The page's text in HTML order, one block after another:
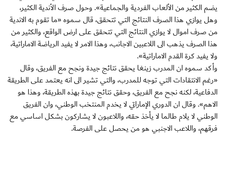
يضم الكثير من الألعاب الفردية والجماعية». وحول صرف الأندية الكثير،
وهل يوازي هذا الصرف النتائج التي تتحقق، قال سموه «ما تقوم به الاندية
من صرف اموال لا يوازي النتائج التي تتحقق على ارض الواقع، والكثير من
هذا الصرف يذهب الى اللاعبين الاجانب، وهذا الامر لا يفيد الرياضة الاماراتية،
ولا يفيد كرة القدم الاماراتية».
وأكد سموه ان المدرب زينغا يحقق نتائج جيدة ونجح مع الفريق، وقال
«رغم الانتقادات التي توجه للمدرب، والتي تشير الى انه يعتمد على الطريقة
الدفاعية، لكنه نجح مع الفريق، وحقق نتائج جيدة بهذه الطريقة، وهذا هو
الاهم». وقال ان الدوري الإماراتي لا يخدم المنتخب الوطني، وان الفريق
الوطني لا يلام طالما لا يأخذ حقه، واللاعبون لا يشاركون بشكل اساسي مع
فرقهم، واللاعب الاجنبي هو من يحصل على الفرصة.